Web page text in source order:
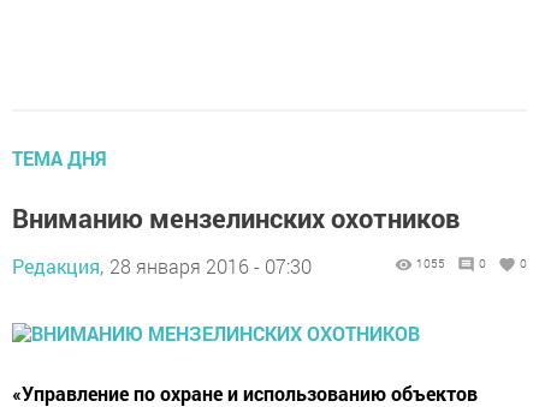
ТЕМА ДНЯ
Вниманию мензелинских охотников
Редакция, 28 января 2016 - 07:30 1055 0 0
«Управление по охране и использованию объектов